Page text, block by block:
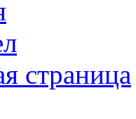
страница